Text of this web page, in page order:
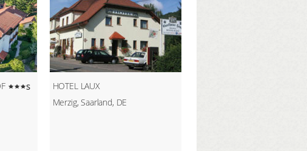
s
HOTEL LAUX
Merzig, Saarland, DE